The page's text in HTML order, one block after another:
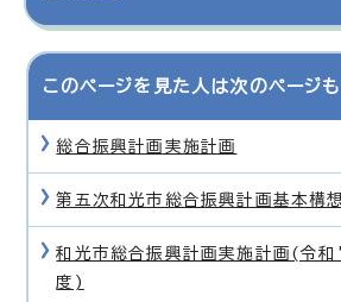
このページを見た人は次のページ
総合振興計画実施計画
第五次和光市総合振興計画基本構想
和光市総合振興計画実施計画(令
度)